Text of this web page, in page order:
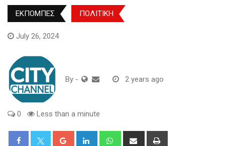
ΕΚΠΟΜΠΕΣ ΠΟΛΙΤΙΚΗ
July 26, 2024
By - 2 years ago
0 Less than a minute
Google+ LinkedIn WhatsappShare